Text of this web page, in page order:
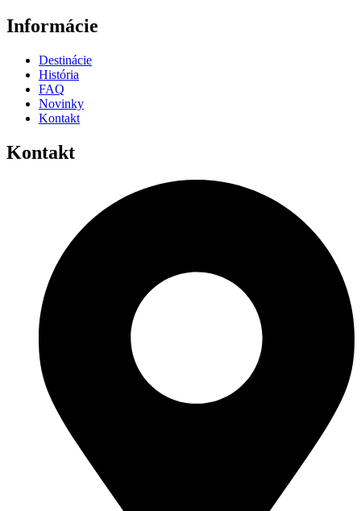
Informácie
Destinácie
História
FAQ
Novinky
Kontakt
Kontakt